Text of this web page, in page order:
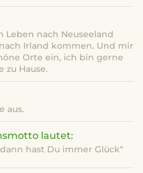
nach Neuseeland
Irland kommen. Und mir
Orte ein, ich bin gerne
zu Hause.
aus.
lautet:
hast Du immer Glück“